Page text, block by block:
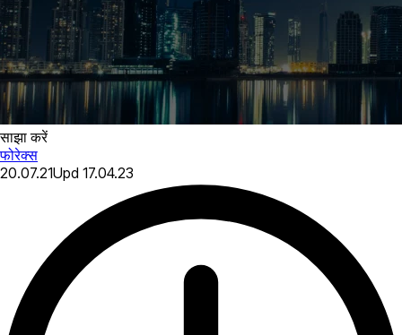
साझा करें
फोरेक्स
20.07.21Upd 17.04.23